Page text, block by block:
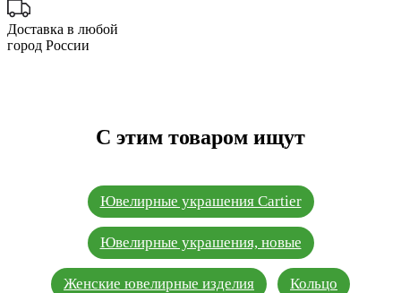
Доставка в любой
город России
С этим товаром ищут
Ювелирные украшения Cartier
Ювелирные украшения, новые
Женские ювелирные изделия Кольцо